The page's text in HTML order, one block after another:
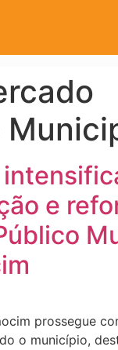
e
prossegue
o município,